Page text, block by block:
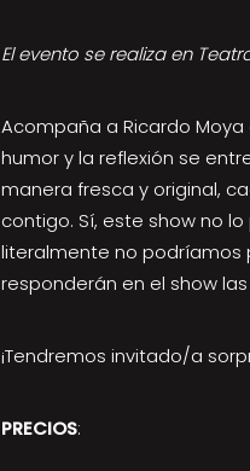
El evento se realiza en
Acompaña a Ricardo Moya
humor y la reflexión se
manera fresca y original,
contigo. Sí, este show no
literalmente no podríamos
responderán en el show
¡Tendremos invitado/a
PRECIOS: